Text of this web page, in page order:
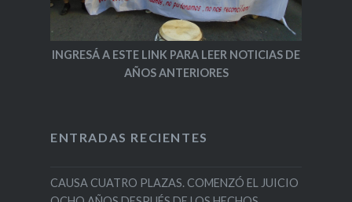
INGRESÁ A ESTE LINK PARA LEER NOTICIAS DE
AÑOS ANTERIORES
ENTRADAS RECIENTES
CAUSA CUATRO PLAZAS. COMENZÓ EL JUICIO